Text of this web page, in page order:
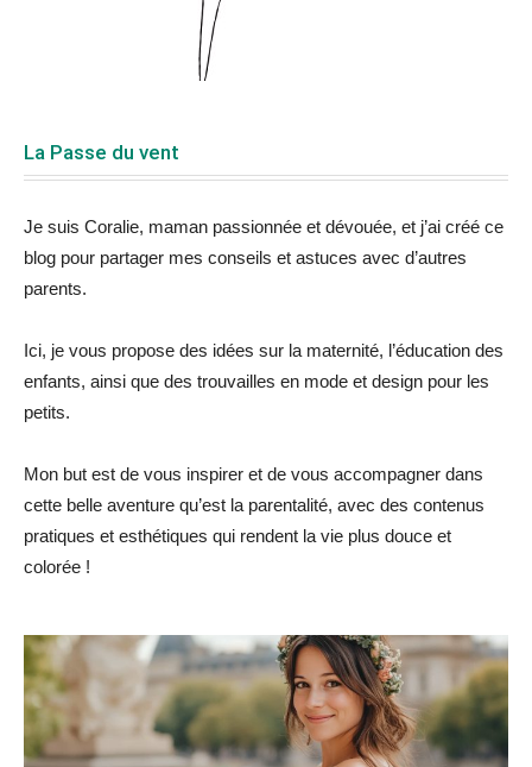
La Passe du vent
Je suis Coralie, maman passionnée et dévouée, et j’ai créé ce
blog pour partager mes conseils et astuces avec d’autres
parents.
Ici, je vous propose des idées sur la maternité, l’éducation des
enfants, ainsi que des trouvailles en mode et design pour les
petits.
Mon but est de vous inspirer et de vous accompagner dans
cette belle aventure qu’est la parentalité, avec des contenus
pratiques et esthétiques qui rendent la vie plus douce et
colorée !